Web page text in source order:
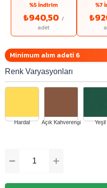
%5 İndirim
₺940,50
%7
Minimum alım adeti 6
Renk Varyasyonları